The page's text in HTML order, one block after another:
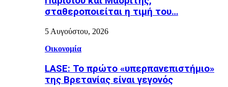
σταθεροποιείται η τιμή του…
5 Αυγούστου, 2026
Οικονομία
LASE: Το πρώτο «υπερπανεπιστήμιο»
της Βρετανίας είναι γεγονός